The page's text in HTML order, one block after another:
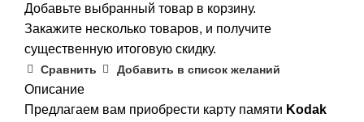
Добавьте выбранный товар в корзину.
Закажите несколько товаров, и получите
существенную итоговую скидку.
Сравнить Добавить в список желаний
Описание
Предлагаем вам приобрести карту памяти Kodak